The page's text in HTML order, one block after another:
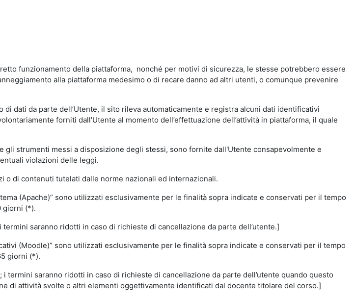
funzionamento della piattaforma, nonché per motivi di sicurezza, le stesse potrebbero essere
alla piattaforma medesimo o di recare danno ad altri utenti, o comunque prevenire
dati da parte dell’Utente, il sito rileva automaticamente e registra alcuni dati identificativi
forniti dall'Utente al momento dell’effettuazione dell’attività in piattaforma, il quale
strumenti messi a disposizione degli stessi, sono fornite dall'Utente consapevolmente e
violazioni delle leggi.
di contenuti tutelati dalle norme nazionali ed internazionali.
(Apache)” sono utilizzati esclusivamente per le finalità sopra indicate e conservati per il tempo
giorni (*).
saranno ridotti in caso di richieste di cancellazione da parte dell’utente.]
(Moodle)” sono utilizzati esclusivamente per le finalità sopra indicate e conservati per il tempo
giorni (*).
saranno ridotti in caso di richieste di cancellazione da parte dell’utente quando questo
di attività svolte o altri elementi oggettivamente identificati dal docente titolare del corso.]